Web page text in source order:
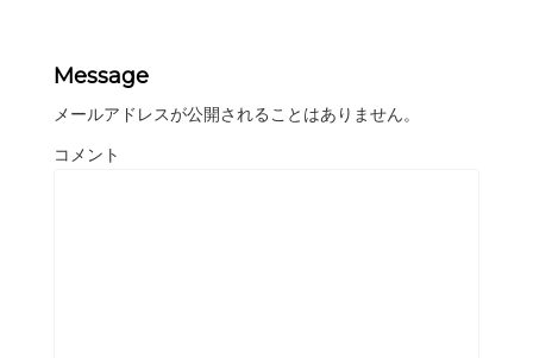
Message
メールアドレスが公開されることはありません。
コメント